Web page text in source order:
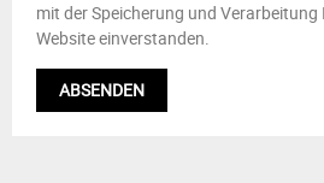
mit der Speicherung und
Website einverstanden.